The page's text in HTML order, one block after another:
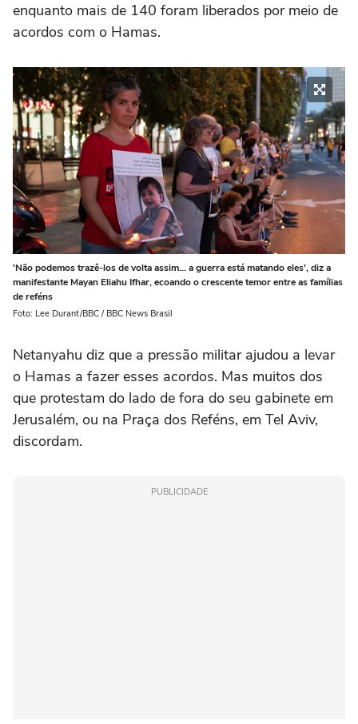
enquanto mais de 140 foram liberados por meio de
acordos com o Hamas.
'Não podemos trazê-los de volta assim... a guerra está matando eles', diz a
manifestante Mayan Eliahu Ifhar, ecoando o crescente temor entre as famílias
de reféns
Foto: Lee Durant/BBC / BBC News Brasil
Netanyahu diz que a pressão militar ajudou a levar
o Hamas a fazer esses acordos. Mas muitos dos
que protestam do lado de fora do seu gabinete em
Jerusalém, ou na Praça dos Reféns, em Tel Aviv,
discordam.
PUBLICIDADE